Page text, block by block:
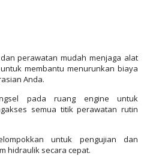
perawatan mudah menjaga alat
membantu menurunkan biaya
Anda.
pada ruang engine untuk
semua titik perawatan rutin
untuk pengujian dan
hidraulik secara cepat.